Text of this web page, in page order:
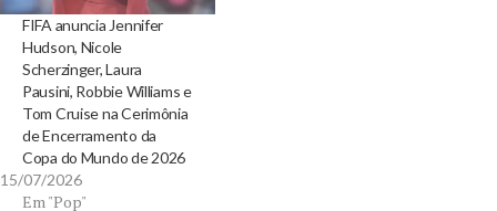
FIFA anuncia Jennifer
Hudson, Nicole
Scherzinger, Laura
Pausini, Robbie Williams e
Tom Cruise na Cerimônia
de Encerramento da
Copa do Mundo de 2026
15/07/2026
Em "Pop"